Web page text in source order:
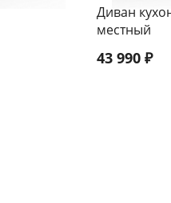
Диван
местный
43 990 ₽